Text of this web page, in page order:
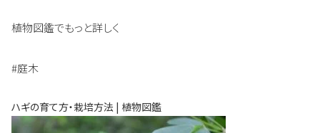
植物図鑑でもっと詳しく
#庭木
ハギの育て方・栽培方法 | 植物図鑑